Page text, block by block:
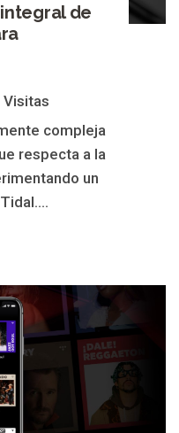
de
Visitas
compleja
respecta a la
un